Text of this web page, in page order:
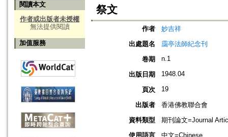
閱讀本文
作者或出版者未授權
無法提供閱讀
加值服務
祭文
作者
妙吉祥
出處題名
靄亭法師紀念刊
卷期
n.1
出版日期 1948.04
頁次 19
出版者
香港佛教聯合會
資料類型
期刊論文=Journal
使用語言
中文=Chinese